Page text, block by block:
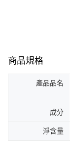
商品規格
產品品名
成分
淨含量